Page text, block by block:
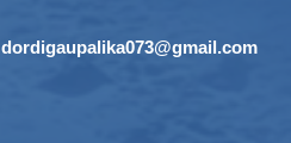
dordigaupalika073@gmail.com